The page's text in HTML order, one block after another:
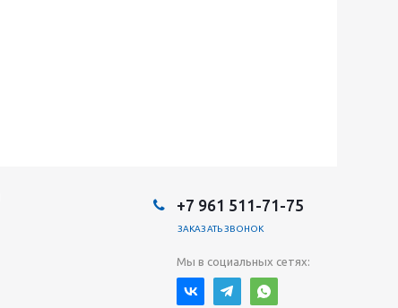
+7 961 511-71-75
ЗАКАЗАТЬ ЗВОНОК
Мы в социальных сетях: